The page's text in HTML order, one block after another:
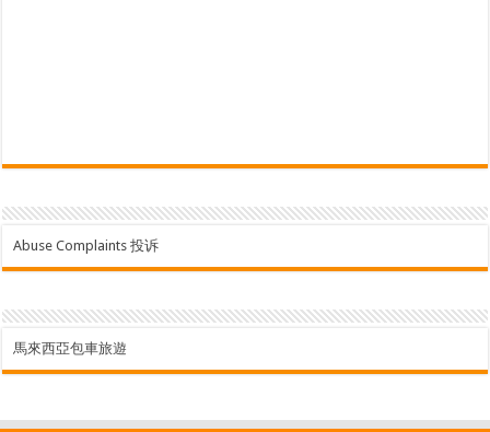
Abuse Complaints 投诉
馬來西亞包車旅遊